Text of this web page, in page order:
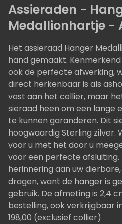
Assieraden -
Medallionhartje -
Het assieraad Hanger
hand gemaakt.
ook de perfecte afwerking,
direct herkenbaar is als
vast aan het collier, maar
sieraad heen om een lange
te kunnen garanderen. Dit
hoogwaardig Sterling zilver.
voor u met het door u
voor een perfecte
herinnering aan uw
dragen, want de hanger is
gebruik. De afmeting is 2,4
bestelling, ook verkrijgbaar
198,00 (exclusief collier)